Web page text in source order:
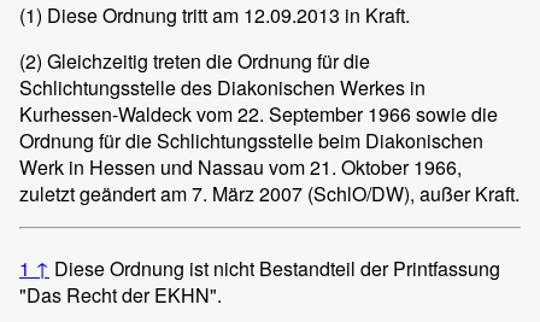
(1) Diese Ordnung tritt am 12.09.2013 in Kraft.
(2) Gleichzeitig treten die Ordnung für die
Schlichtungsstelle des Diakonischen Werkes in
Kurhessen-Waldeck vom 22. September 1966 sowie die
Ordnung für die Schlichtungsstelle beim Diakonischen
Werk in Hessen und Nassau vom 21. Oktober 1966,
zuletzt geändert am 7. März 2007 (SchlO/DW), außer Kraft.
1 ↑ Diese Ordnung ist nicht Bestandteil der Printfassung
"Das Recht der EKHN".